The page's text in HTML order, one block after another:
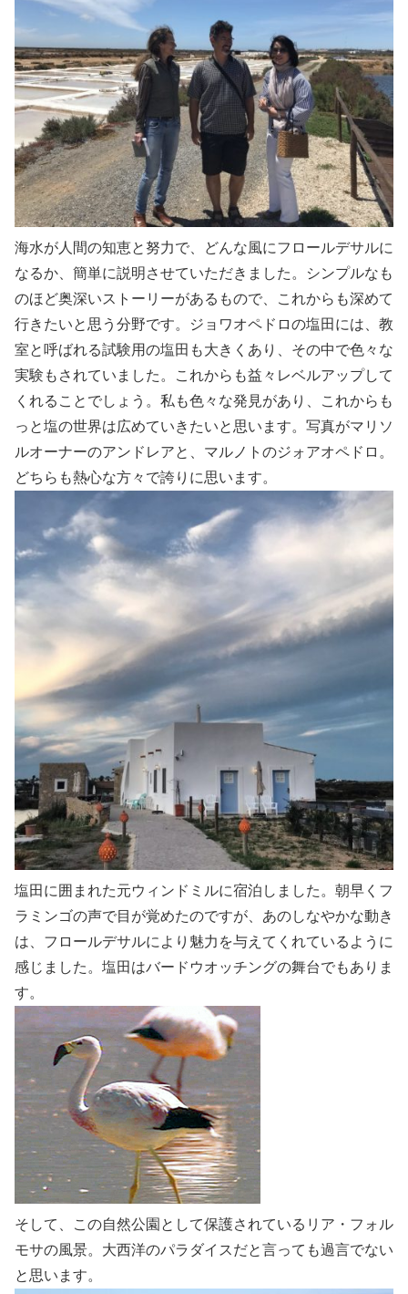
海水が人間の知恵と努力で、どんな風にフロールデサルに
なるか、簡単に説明させていただきました。シンプルなも
のほど奥深いストーリーがあるもので、これからも深めて
行きたいと思う分野です。ジョワオペドロの塩田には、教
室と呼ばれる試験用の塩田も大きくあり、その中で色々な
実験もされていました。これからも益々レベルアップして
くれることでしょう。私も色々な発見があり、これからも
っと塩の世界は広めていきたいと思います。写真がマリソ
ルオーナーのアンドレアと、マルノトのジォアオペドロ。
どちらも熱心な方々で誇りに思います。
塩田に囲まれた元ウィンドミルに宿泊しました。朝早くフ
ラミンゴの声で目が覚めたのですが、あのしなやかな動き
は、フロールデサルにより魅力を与えてくれているように
感じました。塩田はバードウオッチングの舞台でもありま
す。
そして、この自然公園として保護されているリア・フォル
モサの風景。大西洋のパラダイスだと言っても過言でない
と思います。